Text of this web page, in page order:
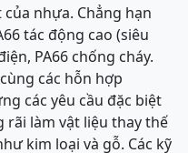
nhựa. Chẳng hạn
tác động cao (siêu
PA66 chống cháy.
các hỗn hợp
các yêu cầu đặc biệt
rãi làm vật liệu thay thế
kim loại và gỗ. Các kỹ